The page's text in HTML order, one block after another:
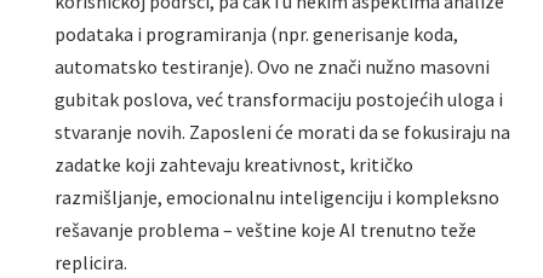
podataka i programiranja (npr. generisanje koda,
automatsko testiranje). Ovo ne znači nužno masovni
gubitak poslova, već transformaciju postojećih uloga i
stvaranje novih. Zaposleni će morati da se fokusiraju na
zadatke koji zahtevaju kreativnost, kritičko
razmišljanje, emocionalnu inteligenciju i kompleksno
rešavanje problema – veštine koje AI trenutno teže
replicira.